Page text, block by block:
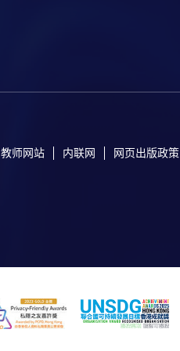
教师网站 内联网 网页出版政策